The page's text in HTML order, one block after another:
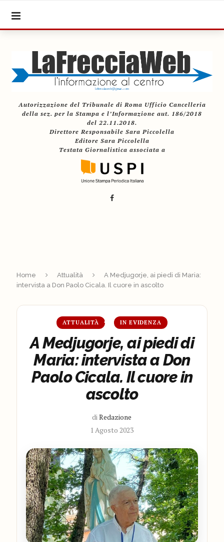
Autorizzazione del Tribunale di Roma Ufficio Cancelleria
della sez. per la Stampa e l’Informazione aut. 186/2018
del 22.11.2018.
Direttore Responsabile Sara Piccolella
Editore Sara Piccolella
Testata Giornalistica associata a
Home Attualità
A Medjugorje, ai piedi di Maria:
intervista a Don Paolo Cicala. Il cuore in ascolto
ATTUALITÀ IN EVIDENZA
A Medjugorje, ai piedi di
Maria: intervista a Don
Paolo Cicala. Il cuore in
ascolto
diRedazione
1 Agosto 2023